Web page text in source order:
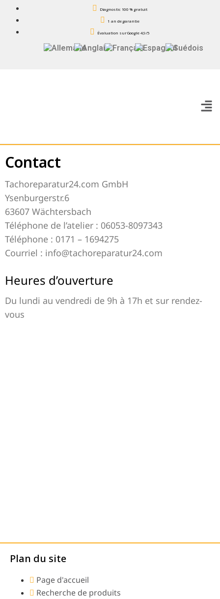
Diagnostic 100 % gratuit
1 an de garantie
Évaluation sur Google 4,9/5
Contact
Tachoreparatur24.com GmbH
Ysenburgerstr.6
63607 Wächtersbach
Téléphone de l’atelier : 06053-8097343
Téléphone : 0171 – 1694275
Courriel : info@tachoreparatur24.com
Heures d’ouverture
Du lundi au vendredi de 9h à 17h et sur rendez-
vous
Plan du site
Page d'accueil
Recherche de produits